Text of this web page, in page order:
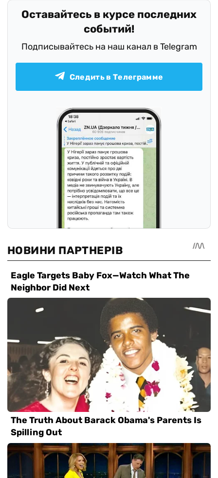
Оставайтесь в курсе последних
событий!
Подписывайтесь на наш канал в Telegram
Следить в Телеграмме